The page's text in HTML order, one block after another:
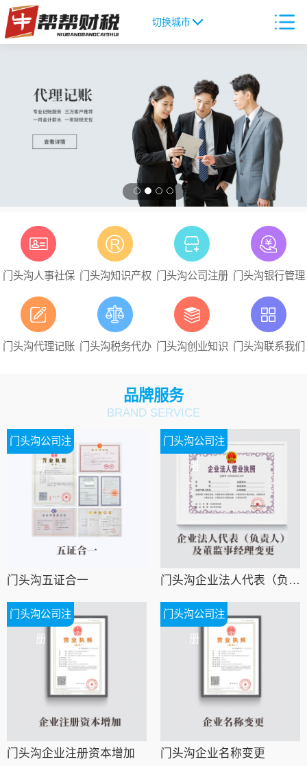
切换城市
门头沟人事社保 门头沟知识产权 门头沟公司注册 门头沟银行管理
门头沟代理记账 门头沟税务代办 门头沟创业知识 门头沟联系我们
品牌服务
BRAND SERVICE
门头沟公司注
册
门头沟五证合一
门头沟公司注
册
门头沟企业法人代表（负责人）及董监事经理变更
门头沟公司注
册
门头沟企业注册资本增加
门头沟公司注
册
门头沟企业名称变更